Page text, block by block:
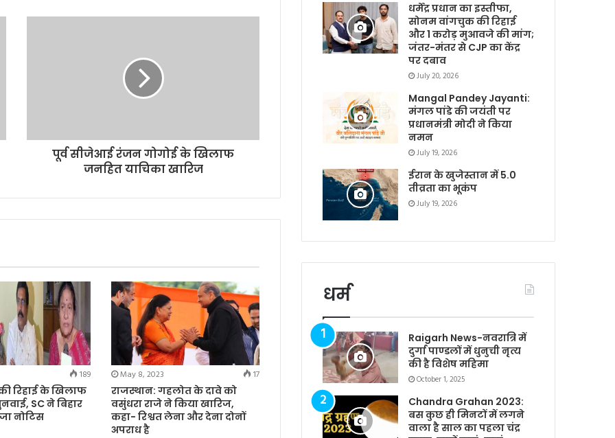
पूर्व सीजेआई रंजन गोगोई के खिलाफ
जनहित याचिका खारिज
189
रिहाई के खिलाफ
SC ने बिहार
नोटिस
May 8, 2023
17
राजस्थान: गहलोत के दावे को
वसुंधरा राजे ने किया खारिज,
कहा- रिश्वत लेना और देना दोनों
अपराध है
धर्मेंद्र प्रधान का इस्तीफा,
सोनम वांगचुक की रिहाई
और 1 करोड़ मुआवजे की मांग;
जंतर-मंतर से CJP का केंद्र
पर दबाव
July 20, 2026
Mangal Pandey Jayanti:
मंगल पांडे की जयंती पर
प्रधानमंत्री मोदी ने किया
नमन
July 19, 2026
ईरान के खुजेस्तान में 5.0
तीव्रता का भूकंप
July 19, 2026
धर्म
Raigarh News-नवरात्रि में
दुर्गा पाण्डलों में धुनुची नृत्य
की है विशेष महिमा
October 1, 2025
Chandra Grahan 2023:
बस कुछ ही मिनटों में लगने
वाला है साल का पहला चंद्र